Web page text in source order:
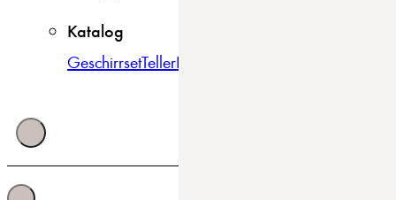
Katalog
GeschirrsetTellerBowls & Schüsseln